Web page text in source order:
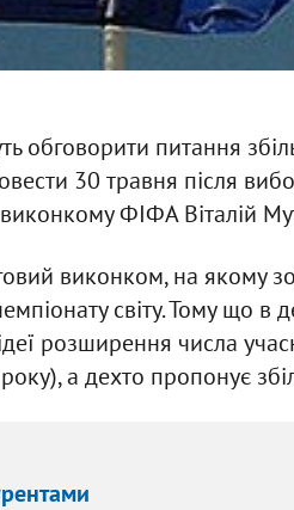
обговорити питання
30 травня після
ФІФА Віталій
виконком, на якому
світу. Тому що в
розширення числа
а дехто пропонує